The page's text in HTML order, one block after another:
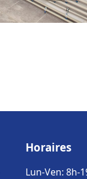
Horaires
Lun-Ven: 8h-